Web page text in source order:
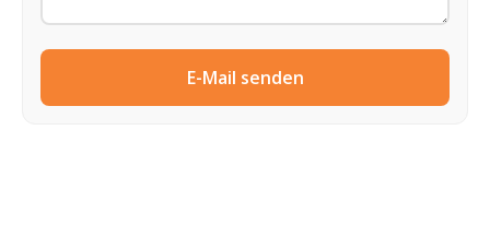
E-Mail senden